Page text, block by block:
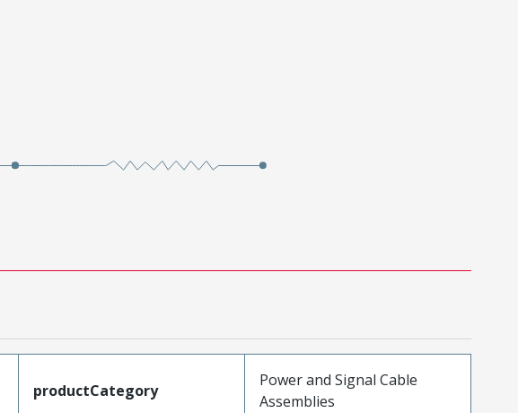
productCategory
Power and Signal Cable
Assemblies